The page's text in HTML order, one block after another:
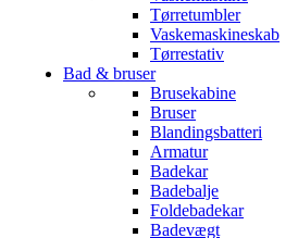
Tørretumbler
Vaskemaskineskab
Tørrestativ
Bad & bruser
Brusekabine
Bruser
Blandingsbatteri
Armatur
Badekar
Badebalje
Foldebadekar
Badevægt